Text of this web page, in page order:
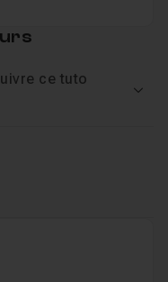
ce tuto